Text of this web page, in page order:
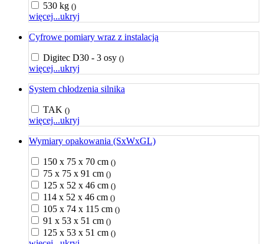
530 kg ()
więcej...ukryj
Cyfrowe pomiary wraz z instalacją
Digitec D30 - 3 osy ()
więcej...ukryj
System chłodzenia silnika
TAK ()
więcej...ukryj
Wymiary opakowania (SxWxGL)
150 x 75 x 70 cm ()
75 x 75 x 91 cm ()
125 x 52 x 46 cm ()
114 x 52 x 46 cm ()
105 x 74 x 115 cm ()
91 x 53 x 51 cm ()
125 x 53 x 51 cm ()